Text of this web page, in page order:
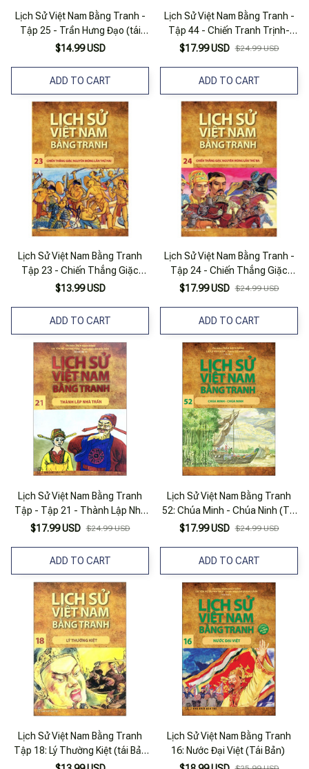
Lịch Sử Việt Nam Bằng Tranh -
Tập 25 - Trần Hưng Đạo (tái
Bản 2023)
$14.99 USD
ADD TO CART
Lịch Sử Việt Nam Bằng Tranh -
Tập 44 - Chiến Tranh Trịnh-
Nguyễn (Tái Bản 2024)
$17.99 USD $24.99 USD
ADD TO CART
Lịch Sử Việt Nam Bằng Tranh
Tập 23 - Chiến Thắng Giặc
Nguyên Mông Lần Thứ Hai (tái
$13.99 USD
ADD TO CART
Lịch Sử Việt Nam Bằng Tranh -
Tập 24 - Chiến Thắng Giặc
Nguyên Mông Lần Thứ 3 (Tái
$17.99 USD $24.99 USD
ADD TO CART
Lịch Sử Việt Nam Bằng Tranh
Tập - Tập 21 - Thành Lập Nhà
Trần (Tái Bản)
$17.99 USD $24.99 USD
ADD TO CART
Lịch Sử Việt Nam Bằng Tranh
52: Chúa Minh - Chúa Ninh (Tái
Bản 2022)
$17.99 USD $24.99 USD
ADD TO CART
Lịch Sử Việt Nam Bằng Tranh
Tập 18: Lý Thường Kiệt (tái Bản
2018)
Lịch Sử Việt Nam Bằng Tranh
16: Nước Đại Việt (Tái Bản)